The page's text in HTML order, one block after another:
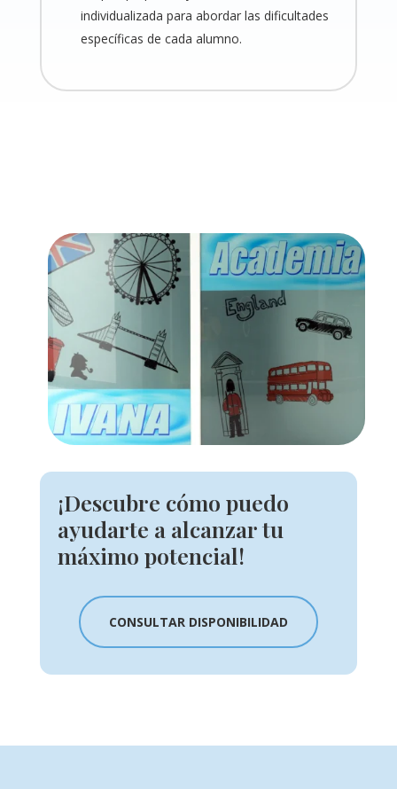
individualizada para abordar las dificultades
específicas de cada alumno.
¡Descubre cómo puedo
ayudarte a alcanzar tu
máximo potencial!
CONSULTAR DISPONIBILIDAD